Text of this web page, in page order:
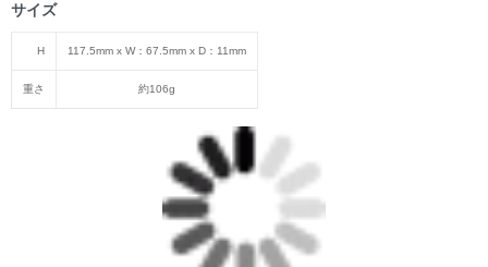
サイズ
H 117.5mm x W：67.5mm x D：11mm
重さ 約106g